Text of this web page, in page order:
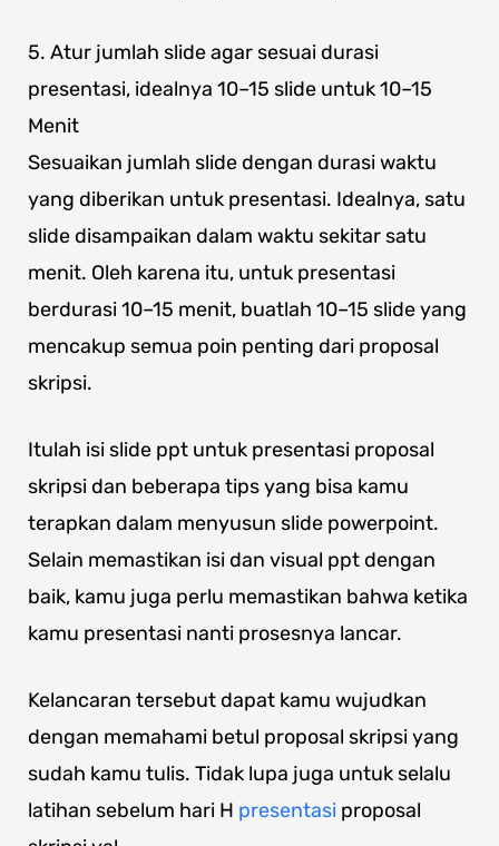
5. Atur jumlah slide agar sesuai durasi
presentasi, idealnya 10–15 slide untuk 10–15
Menit
Sesuaikan jumlah slide dengan durasi waktu
yang diberikan untuk presentasi. Idealnya, satu
slide disampaikan dalam waktu sekitar satu
menit. Oleh karena itu, untuk presentasi
berdurasi 10–15 menit, buatlah 10–15 slide yang
mencakup semua poin penting dari proposal
skripsi.
Itulah isi slide ppt untuk presentasi proposal
skripsi dan beberapa tips yang bisa kamu
terapkan dalam menyusun slide powerpoint.
Selain memastikan isi dan visual ppt dengan
baik, kamu juga perlu memastikan bahwa ketika
kamu presentasi nanti prosesnya lancar.
Kelancaran tersebut dapat kamu wujudkan
dengan memahami betul proposal skripsi yang
sudah kamu tulis. Tidak lupa juga untuk selalu
latihan sebelum hari H presentasi proposal